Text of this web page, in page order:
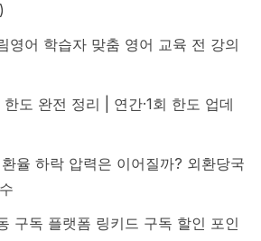
영어 학습자 맞춤 영어 교육 전 강의
도 완전 정리 | 연간·1회 한도 업데
율 하락 압력은 이어질까? 외환당국
구독 플랫폼 링키드 구독 할인 포인